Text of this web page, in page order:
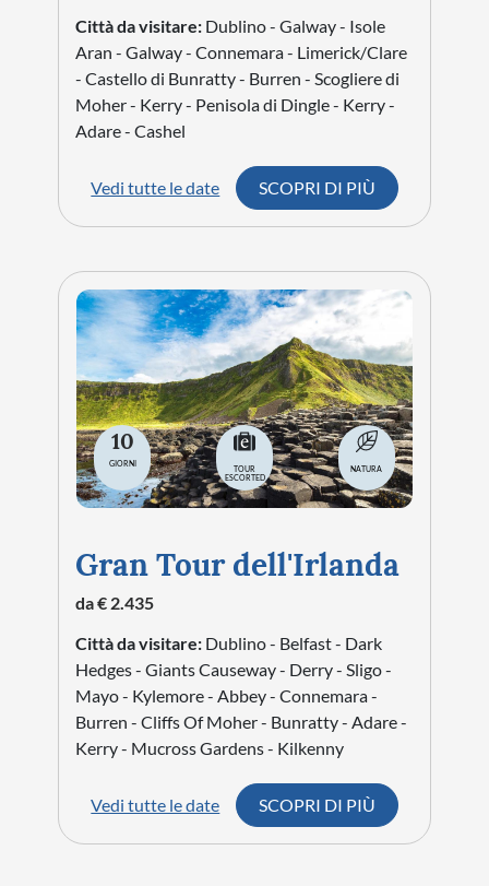
Città da visitare: Dublino - Galway - Isole
Aran - Galway - Connemara - Limerick/Clare
- Castello di Bunratty - Burren - Scogliere di
Moher - Kerry - Penisola di Dingle - Kerry -
Adare - Cashel
Vedi tutte le date SCOPRI DI PIÙ
10
GIORNI
TOUR
ESCORTED
NATURA
Gran Tour dell'Irlanda
da € 2.435
Città da visitare: Dublino - Belfast - Dark
Hedges - Giants Causeway - Derry - Sligo -
Mayo - Kylemore - Abbey - Connemara -
Burren - Cliffs Of Moher - Bunratty - Adare -
Kerry - Mucross Gardens - Kilkenny
Vedi tutte le date SCOPRI DI PIÙ